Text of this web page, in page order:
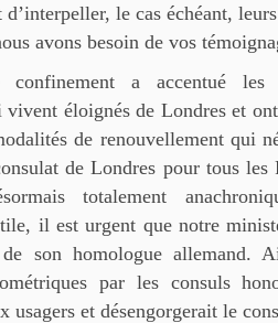
le cas échéant,
avons besoin de vos
a accentué les
vivent éloignés de Londres et
de renouvellement qui
de Londres pour tous les
totalement
il est urgent que notre
de son homologue allemand.
par les consuls
usagers et désengorgerait le